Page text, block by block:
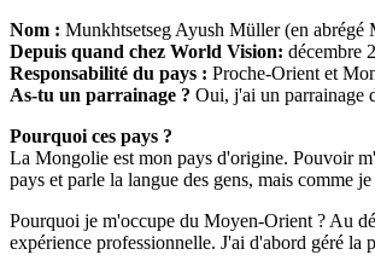
Nom : Munkhtsetseg Ayush Müller (en abrégé
Depuis quand chez World Vision: décembre
Responsabilité du pays : Proche-Orient et
As-tu un parrainage ? Oui, j'ai un parrainage
Pourquoi ces pays ?
La Mongolie est mon pays d'origine. Pouvoir
pays et parle la langue des gens, mais comme
Pourquoi je m'occupe du Moyen-Orient ? Au
expérience professionnelle. J'ai d'abord géré la